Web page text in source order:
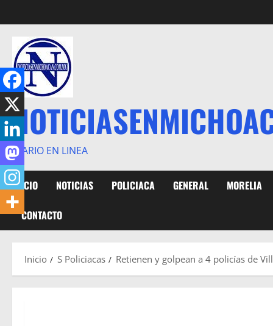
al
contenido
DIARIO EN LINEA
INICIO NOTICIAS POLICIACA GENERAL MORELIA
CONTACTO
Inicio S Policiacas Retienen y golpean a 4 policías de